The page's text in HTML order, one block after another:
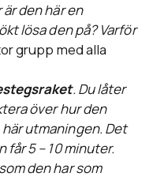
den här en
lösa den på? Varför
grupp med alla
. Du låter
över hur den
utmaningen. Det
5 – 10 minuter.
den har som